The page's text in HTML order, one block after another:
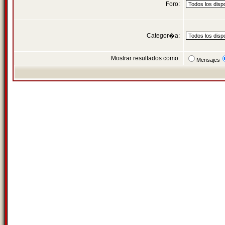
Foro:
Categor�a:
Mostrar resultados como: Mensajes